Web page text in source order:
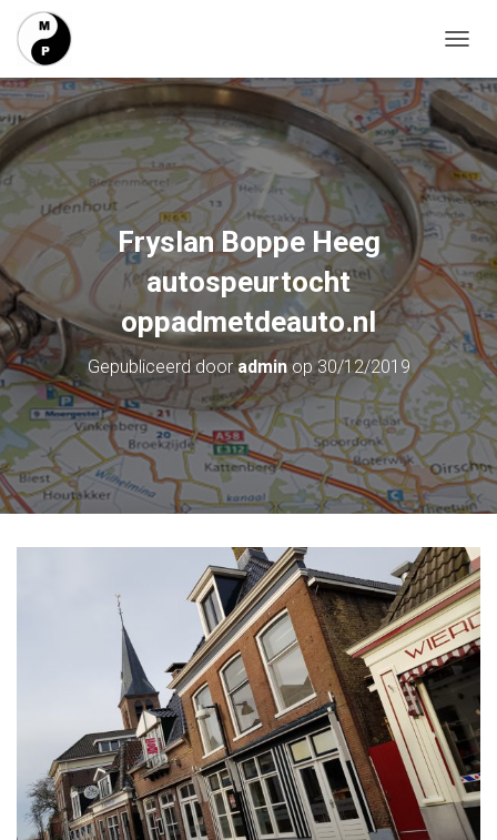
O
G
G
L
E
N
A
V
G
A
T
I
E
Fryslan Boppe Heeg
autospeurtocht
oppadmetdeauto.nl
Gepubliceerd dooradminop30/12/2019